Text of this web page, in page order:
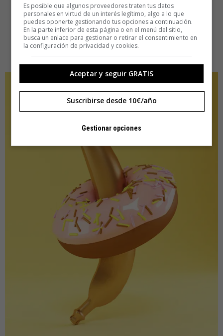
Es posible que algunos proveedores traten tus datos
personales en virtud de un interés legítimo, algo a lo que
puedes oponerte gestionando tus opciones a continuación.
En la parte inferior de esta página o en el menú del sitio,
busca un enlace para gestionar o retirar el consentimiento en
la configuración de privacidad y cookies.
Aceptar y seguir GRATIS
Suscribirse desde 10€/año
Gestionar opciones